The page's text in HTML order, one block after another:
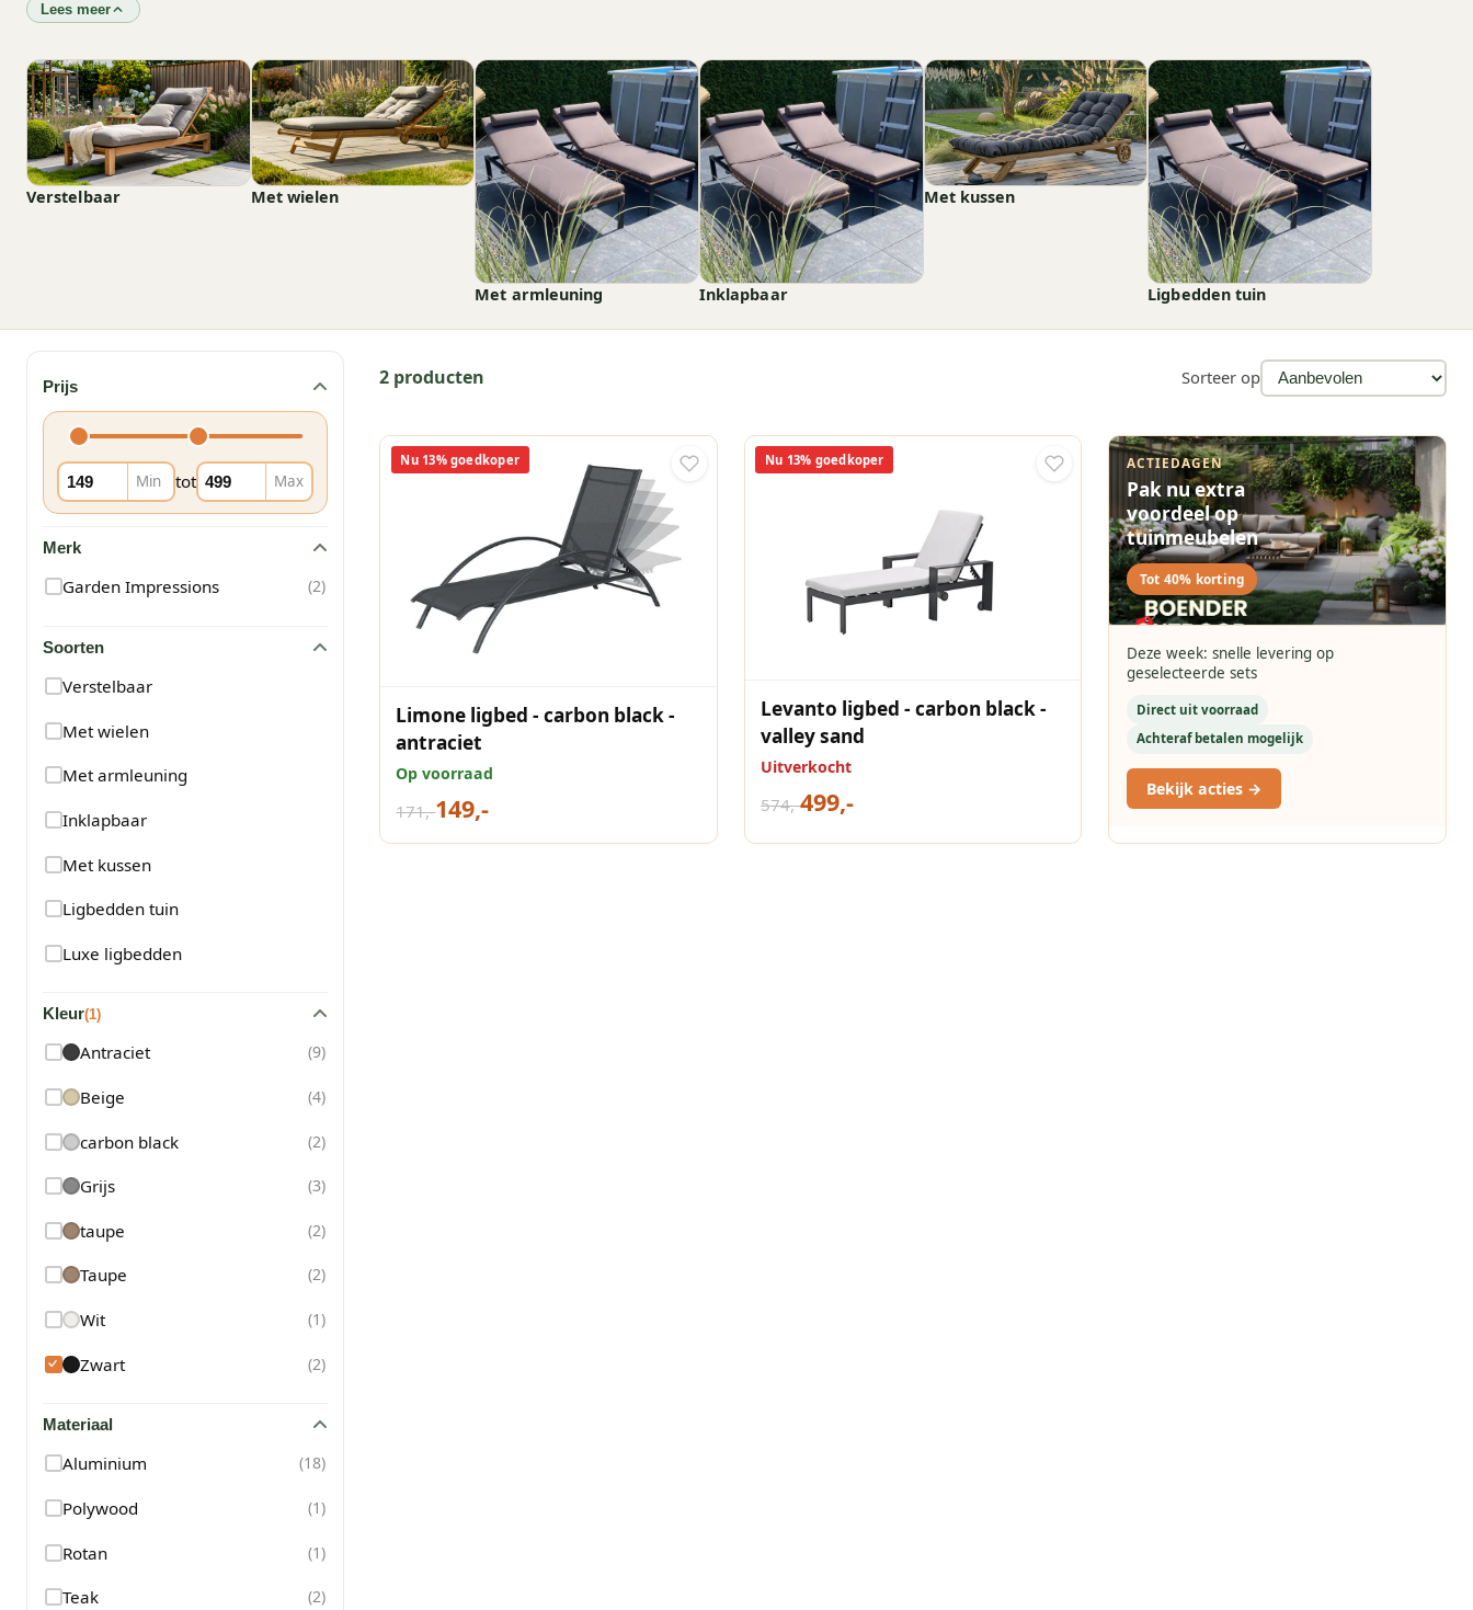
Lees meer
Verstelbaar Met wielen
Met armleuning Inklapbaar
Met kussen
Ligbedden tuin
Prijs
Min tot Max
Merk
Garden Impressions (2)
Soorten
Verstelbaar
Met wielen
Met armleuning
Inklapbaar
Met kussen
Ligbedden tuin
Luxe ligbedden
Kleur(1)
Antraciet (9)
Beige (4)
carbon black (2)
Grijs (3)
taupe (2)
Taupe (2)
Wit (1)
Zwart (2)
Materiaal
Aluminium (18)
Polywood (1)
Rotan (1)
Teak (2)
2 producten Sorteer op
Nu 13% goedkoper
Limone ligbed - carbon black -
antraciet
Op voorraad
171,-149,-
Nu 13% goedkoper
Levanto ligbed - carbon black -
valley sand
Uitverkocht
574,-499,-
ACTIEDAGEN
Pak nu extra
voordeel op
tuinmeubelen
Tot 40% korting
Deze week: snelle levering op
geselecteerde sets
Direct uit voorraad
Achteraf betalen mogelijk
Bekijk acties →